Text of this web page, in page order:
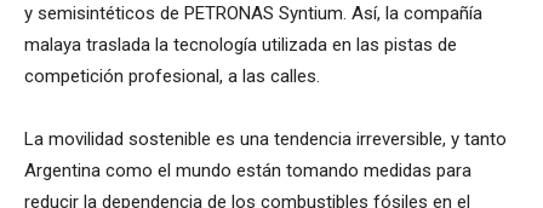
y semisintéticos de PETRONAS Syntium. Así, la compañía
malaya traslada la tecnología utilizada en las pistas de
competición profesional, a las calles.
La movilidad sostenible es una tendencia irreversible, y tanto
Argentina como el mundo están tomando medidas para
reducir la dependencia de los combustibles fósiles en el